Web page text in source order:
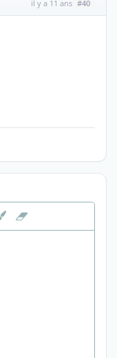
il y a 11 ans #40